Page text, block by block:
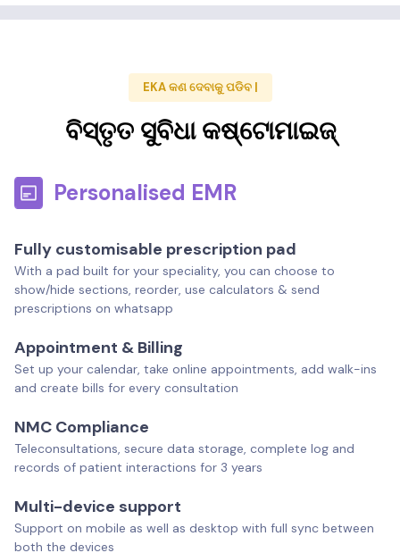
EKA କଣ ଦେବାକୁ ପଡିବ |
ବିସ୍ତୃତ ସୁବିଧା କଷ୍ଟୋମାଇଜ୍
Personalised EMR
Fully customisable prescription pad
With a pad built for your speciality, you can choose to
show/hide sections, reorder, use calculators & send
prescriptions on whatsapp
Appointment & Billing
Set up your calendar, take online appointments, add walk-ins
and create bills for every consultation
NMC Compliance
Teleconsultations, secure data storage, complete log and
records of patient interactions for 3 years
Multi-device support
Support on mobile as well as desktop with full sync between
both the devices